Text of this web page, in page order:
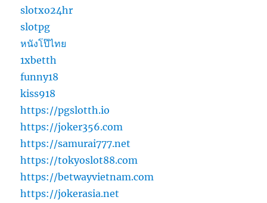
slotxo24hr
slotpg
หนังโป๊ไทย
1xbetth
funny18
kiss918
https://pgslotth.io
https://joker356.com
https://samurai777.net
https://tokyoslot88.com
https://betwayvietnam.com
https://jokerasia.net